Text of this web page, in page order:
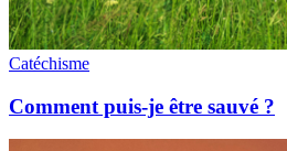
Catéchisme
Comment puis-je être sauvé ?